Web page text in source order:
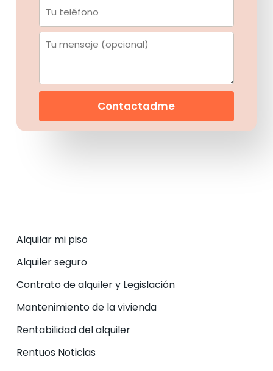
Alquilar mi piso
Alquiler seguro
Contrato de alquiler y Legislación
Mantenimiento de la vivienda
Rentabilidad del alquiler
Rentuos Noticias